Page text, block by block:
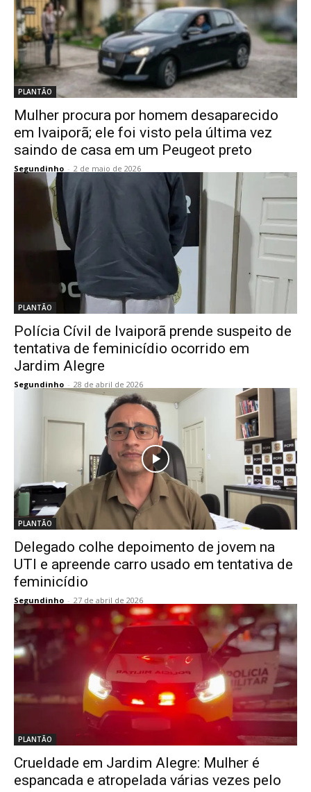
PLANTÃO
Mulher procura por homem desaparecido
em Ivaiporã; ele foi visto pela última vez
saindo de casa em um Peugeot preto
Segundinho - 2 de maio de 2026
PLANTÃO
Polícia Cívil de Ivaiporã prende suspeito de
tentativa de feminicídio ocorrido em
Jardim Alegre
Segundinho - 28 de abril de 2026
PLANTÃO
Delegado colhe depoimento de jovem na
UTI e apreende carro usado em tentativa de
feminicídio
Segundinho - 27 de abril de 2026
PLANTÃO
Crueldade em Jardim Alegre: Mulher é
espancada e atropelada várias vezes pelo